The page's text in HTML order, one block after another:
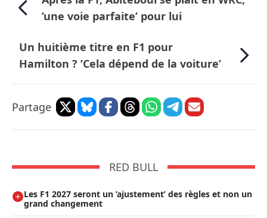
’une voie parfaite’ pour lui
Un huitième titre en F1 pour
Hamilton ? ’Cela dépend de la voiture’
Partage
RED BULL
Les F1 2027 seront un ’ajustement’ des règles et non un
grand changement